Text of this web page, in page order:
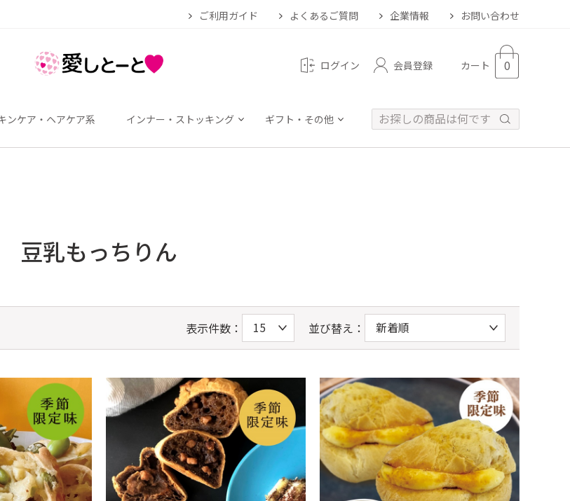
ログイン 会員登録 カート 0
ンケア・ヘアケア系 インナー・ストッキング ギフト・その他
ご利用ガイド よくあるご質問 企業情報 お問い合わせ
豆乳もっちりん
表示件数： 並び替え：